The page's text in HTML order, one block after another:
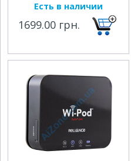
Есть в наличии
1699.00 грн.